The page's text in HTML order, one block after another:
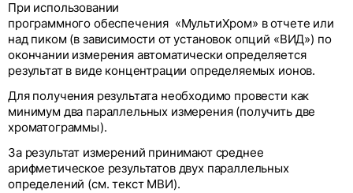
При использовании
программного обеспечения «МультиХром» в отчете или
над пиком (в зависимости от установок опций «ВИД») по
окончании измерения автоматически определяется
результат в виде концентрации определяемых ионов.
Для получения результата необходимо провести как
минимум два параллельных измерения (получить две
хроматограммы).
За результат измерений принимают среднее
арифметическое результатов двух параллельных
определений (см. текст МВИ).